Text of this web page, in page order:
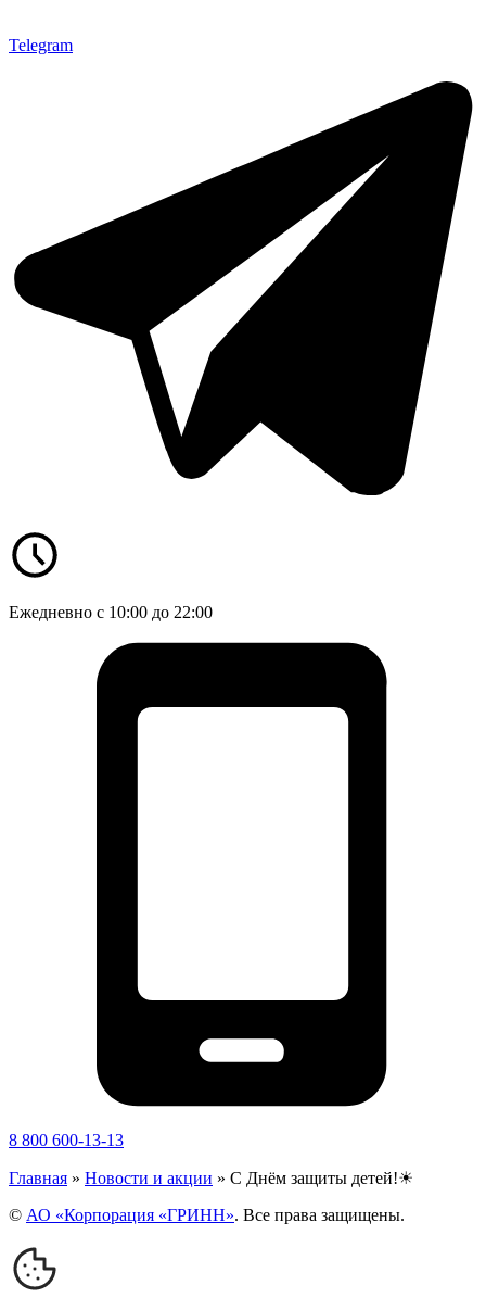
Telegram
Ежедневно с 10:00 до 22:00
8 800 600-13-13
Главная » Новости и акции » С Днём защиты детей!☀
© АО «Корпорация «ГРИНН». Все права защищены.